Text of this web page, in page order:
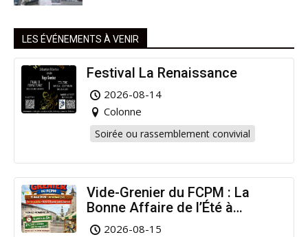
LES ÉVÉNEMENTS À VENIR
Festival La Renaissance
2026-08-14
Colonne
Soirée ou rassemblement convivial
Vide-Grenier du FCPM : La
Bonne Affaire de l’Été à
Arinthod !
2026-08-15